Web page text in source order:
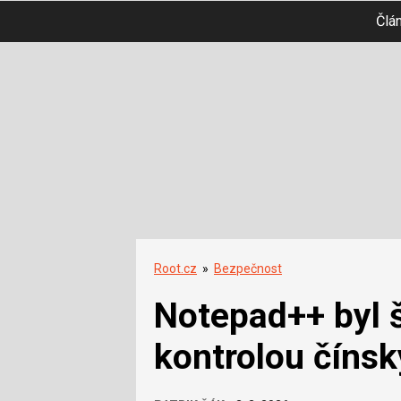
Root.cz » Bezpečnost
Notepad++ byl
kontrolou